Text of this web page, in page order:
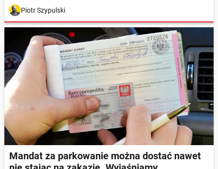
Piotr Szypulski
Mandat za parkowanie można dostać nawet